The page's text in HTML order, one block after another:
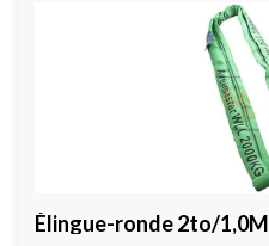
Élingue-ronde 2to/1,0M